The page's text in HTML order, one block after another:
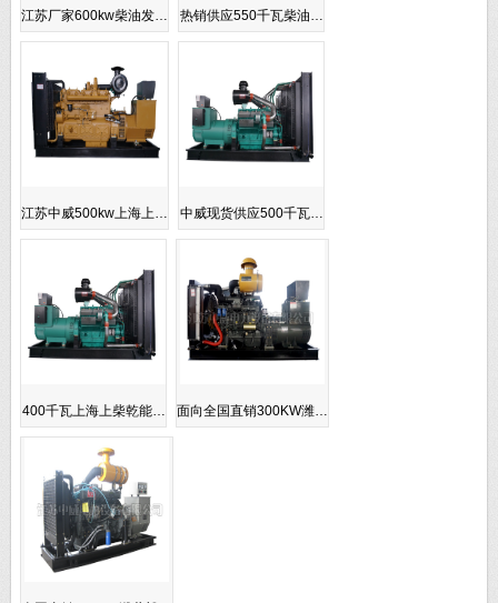
江苏厂家600kw柴油发… 热销供应550千瓦柴油…
江苏中威500kw上海上… 中威现货供应500千瓦…
400千瓦上海上柴乾能… 面向全国直销300KW潍…